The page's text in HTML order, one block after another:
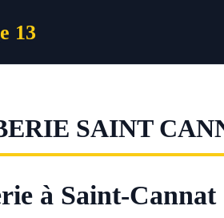
13
SAINT
à Saint-Cannat